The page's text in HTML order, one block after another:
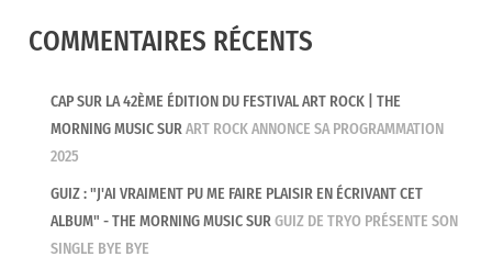
COMMENTAIRES RÉCENTS
CAP SUR LA 42ÈME ÉDITION DU FESTIVAL ART ROCK | THE
MORNING MUSICSURART ROCK ANNONCE SA PROGRAMMATION
2025
GUIZ : "J'AI VRAIMENT PU ME FAIRE PLAISIR EN ÉCRIVANT CET
ALBUM" - THE MORNING MUSICSURGUIZ DE TRYO PRÉSENTE SON
SINGLE BYE BYE